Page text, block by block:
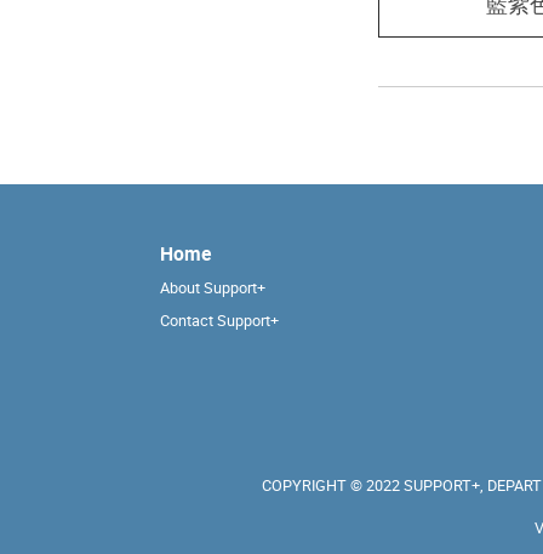
Home
About Support+
Contact Support+
COPYRIGHT © 2022 SUPPORT+,